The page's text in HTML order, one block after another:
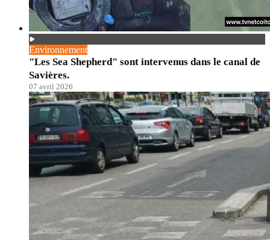
Environnement
"Les Sea Shepherd" sont intervenus dans le canal de
Savières.
07 avril 2026